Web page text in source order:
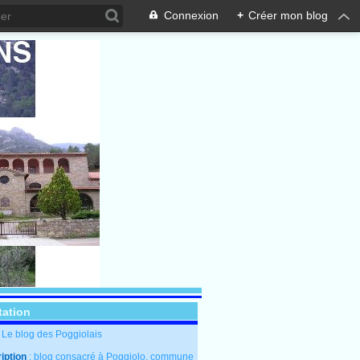
Connexion + Créer mon blog
Le blog des Poggiolais
: blog consacré à Poggiolo, commune